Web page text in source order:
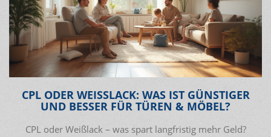
CPL ODER WEISSLACK: WAS IST GÜNSTIGER U
ND BESSER FÜR TÜREN & MÖBEL?
CPL oder Weißlack – was spart langfristig mehr Geld?